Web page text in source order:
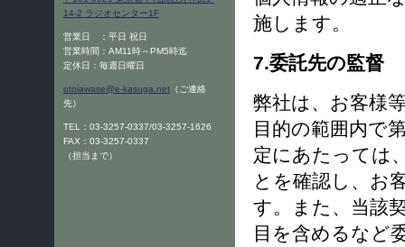
施します。
7.委託先の監督
弊社は、お客様
目的の範囲内で
定にあたっては
とを確認し、お
す。また、当該
目を含めるなど
14-2 ラジオセンター1F
営業日 ：平日 祝日
営業時間：AM11時～PM5時迄
定休日：毎週日曜日
otoiawase@e-kasuga.net （ご連絡
先）
TEL：03-3257-0337/03-3257-1626
FAX：03-3257-0337
（担当まで）